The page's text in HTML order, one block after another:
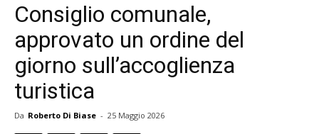
Consiglio comunale,
approvato un ordine del
giorno sull’accoglienza
turistica
Da Roberto Di Biase - 25 Maggio 2026